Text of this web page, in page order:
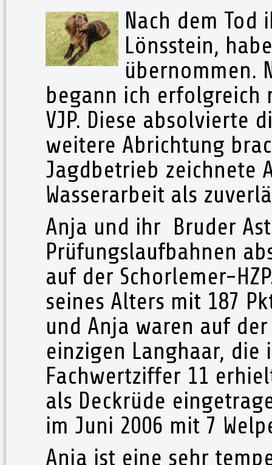
Nach dem Tod
Lönsstein,
übernommen.
begann ich erfolgreich
VJP. Diese absolvierte
weitere Abrichtung
Jagdbetrieb zeichnete
Wasserarbeit als
Anja und ihr Bruder
Prüfungslaufbahnen
auf der Schorlemer-
seines Alters mit 187
und Anja waren auf
einzigen Langhaar, die
Fachwertziffer 11
als Deckrüde
im Juni 2006 mit 7
Anja ist eine sehr